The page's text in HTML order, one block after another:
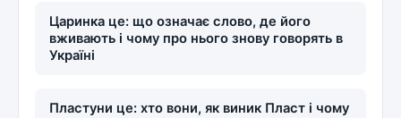
Царинка це: що означає слово, де його
вживають і чому про нього знову говорять в
Україні
Пластуни це: хто вони, як виник Пласт і чому